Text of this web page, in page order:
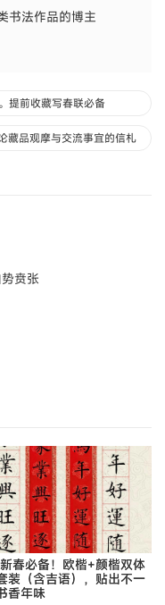
书法作品的博主
提前收藏写春联必备
藏品观摩与交流事宜的信札
贲张
春必备！欧楷+颜楷双体
装（含吉语），贴出不一
香年味